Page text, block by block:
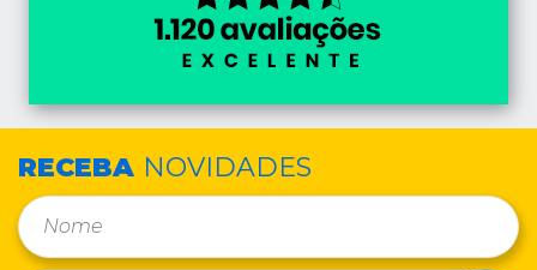
RECEBA NOVIDADES